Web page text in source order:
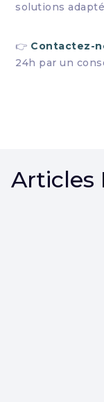
solutions
👉 Contactez-
24h par un
Articles